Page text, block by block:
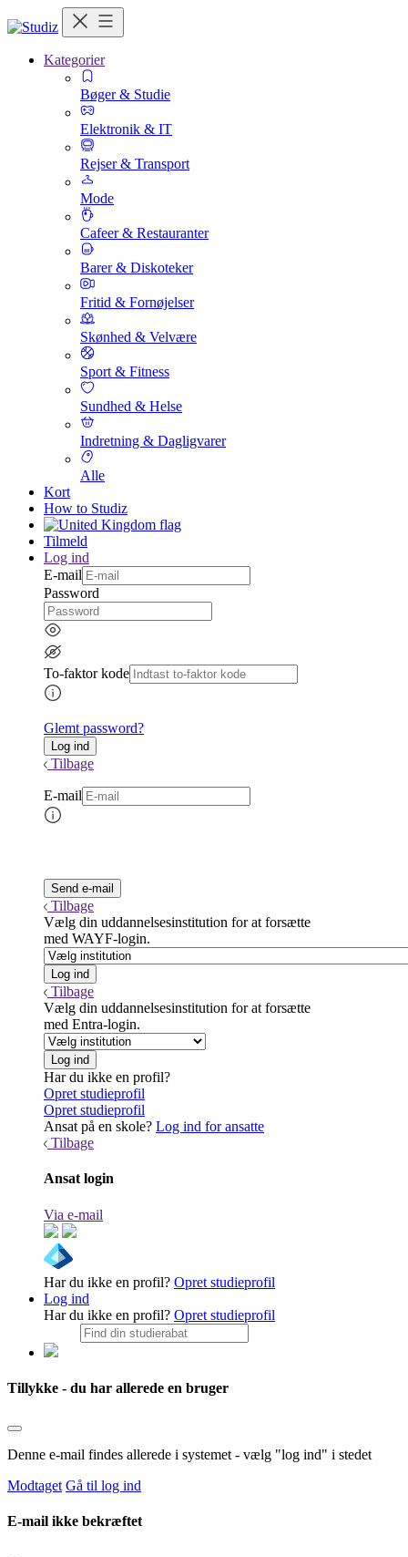
Kategorier
Bøger & Studie
Elektronik & IT
Rejser & Transport
Mode
Cafeer & Restauranter
Barer & Diskoteker
Fritid & Fornøjelser
Skønhed & Velvære
Sport & Fitness
Sundhed & Helse
Indretning & Dagligvarer
Alle
Kort
How to Studiz
Tilmeld
Log ind
E-mail
Password
To-faktor kode
Glemt password?
Tilbage
E-mail
Tilbage
Vælg din uddannelsesinstitution for at forsætte
med WAYF-login.
Tilbage
Vælg din uddannelsesinstitution for at forsætte
med Entra-login.
Har du ikke en profil?
Opret studieprofil
Opret studieprofil
Ansat på en skole? Log ind for ansatte
Tilbage
Ansat login
Via e-mail
Har du ikke en profil? Opret studieprofil
Log ind
Har du ikke en profil? Opret studieprofil
Tillykke - du har allerede en bruger
Denne e-mail findes allerede i systemet - vælg "log ind" i stedet
Modtaget Gå til log ind
E-mail ikke bekræftet